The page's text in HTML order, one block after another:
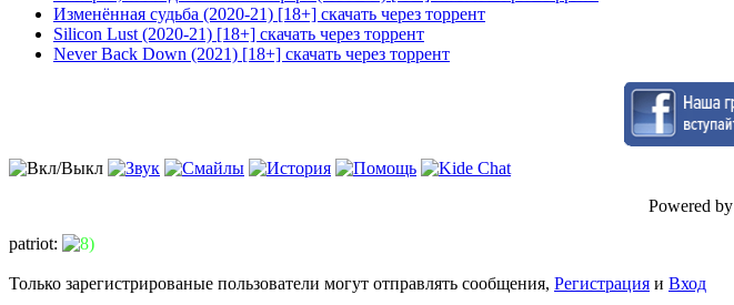
Изменённая судьба (2020-21) [18+] скачать через торрент
Silicon Lust (2020-21) [18+] скачать через торрент
Never Back Down (2021) [18+] скачать через торрент
Powered by
patriot:
Только зарегистрированые пользователи могут отправлять сообщения, Регистрация и Вход